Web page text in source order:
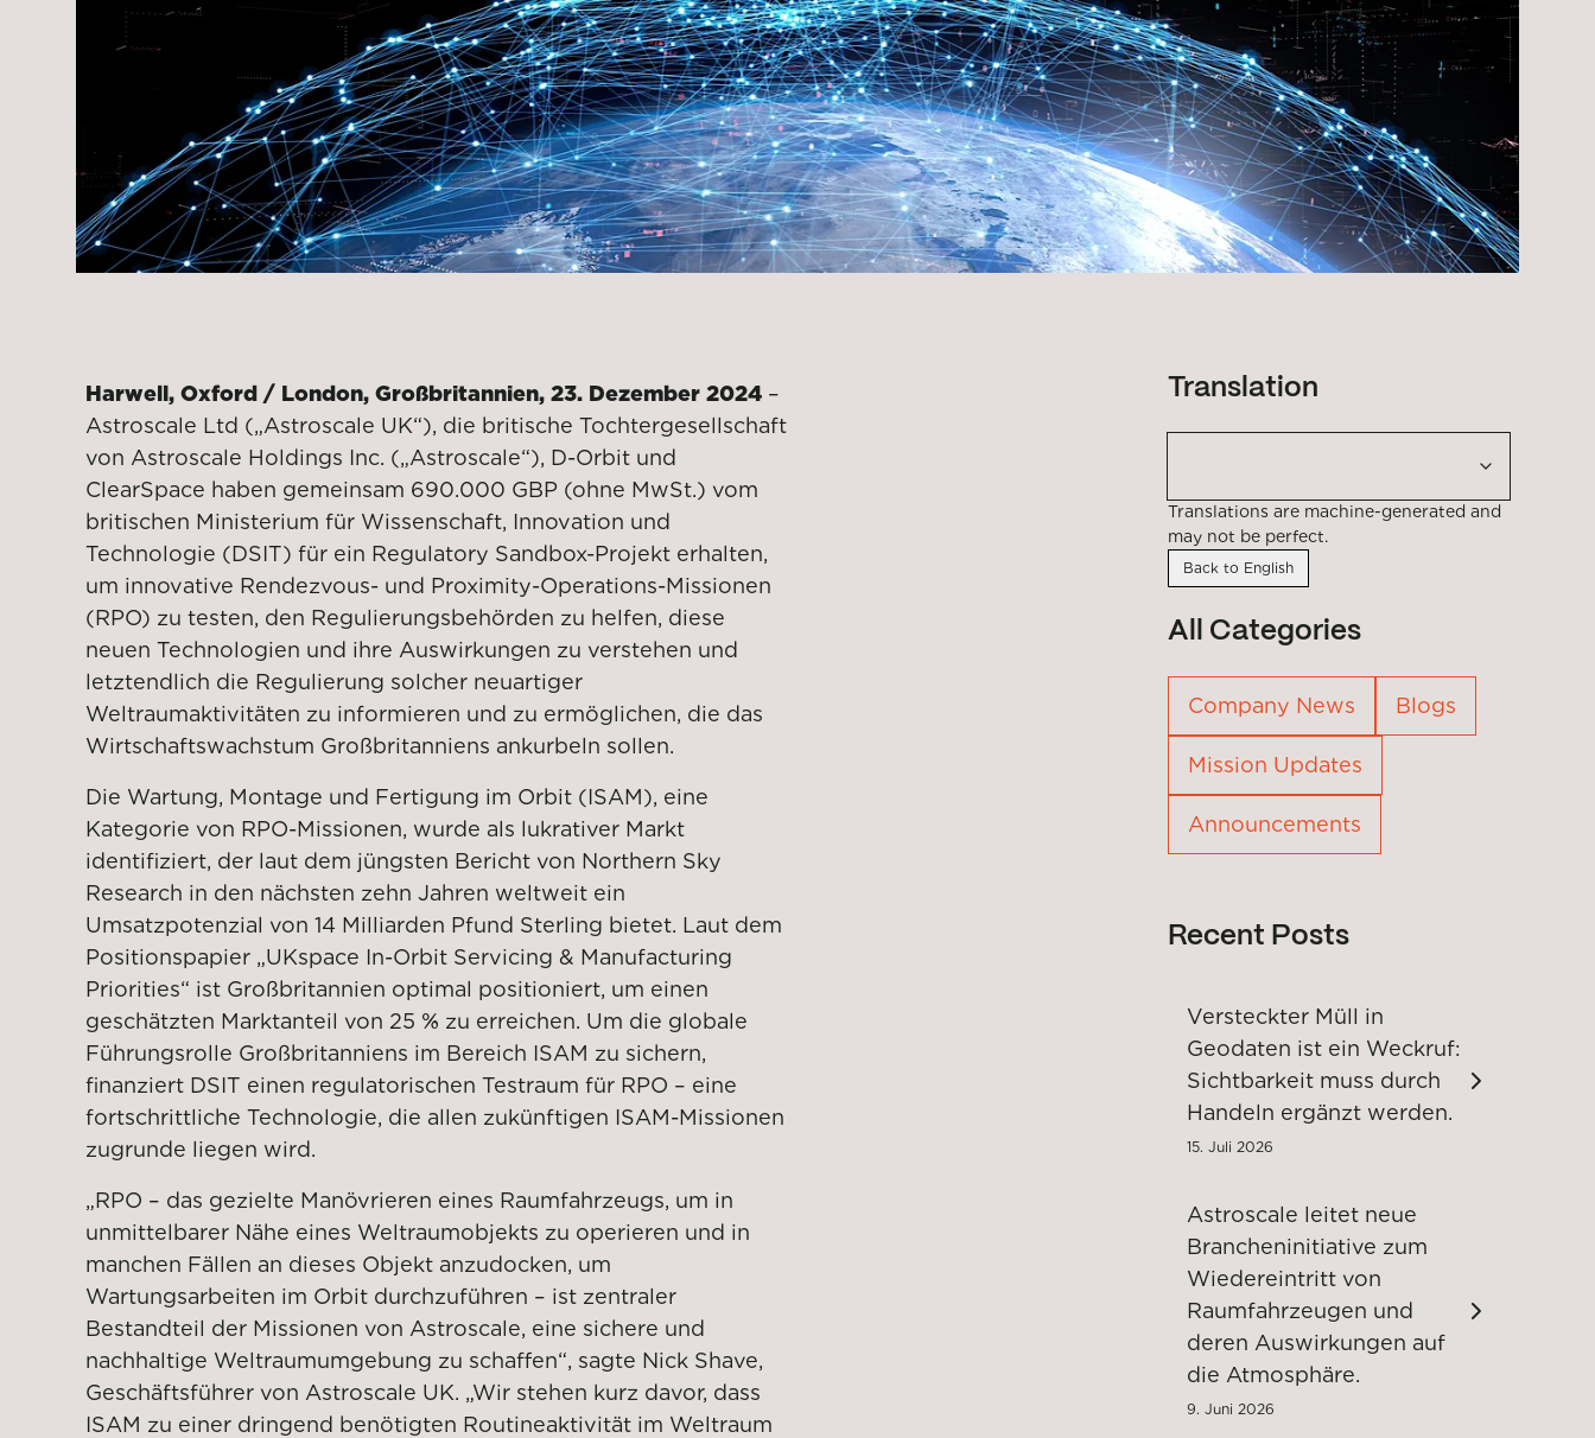
Harwell, Oxford / London, Großbritannien, 23. Dezember 2024 –
Astroscale Ltd („Astroscale UK“), die britische Tochtergesellschaft
von Astroscale Holdings Inc. („Astroscale“), D-Orbit und
ClearSpace haben gemeinsam 690.000 GBP (ohne MwSt.) vom
britischen Ministerium für Wissenschaft, Innovation und
Technologie (DSIT) für ein Regulatory Sandbox-Projekt erhalten,
um innovative Rendezvous- und Proximity-Operations-Missionen
(RPO) zu testen, den Regulierungsbehörden zu helfen, diese
neuen Technologien und ihre Auswirkungen zu verstehen und
letztendlich die Regulierung solcher neuartiger
Weltraumaktivitäten zu informieren und zu ermöglichen, die das
Wirtschaftswachstum Großbritanniens ankurbeln sollen.
Die Wartung, Montage und Fertigung im Orbit (ISAM), eine
Kategorie von RPO-Missionen, wurde als lukrativer Markt
identifiziert, der laut dem jüngsten Bericht von Northern Sky
Research in den nächsten zehn Jahren weltweit ein
Umsatzpotenzial von 14 Milliarden Pfund Sterling bietet. Laut dem
Positionspapier „UKspace In-Orbit Servicing & Manufacturing
Priorities“ ist Großbritannien optimal positioniert, um einen
geschätzten Marktanteil von 25 % zu erreichen. Um die globale
Führungsrolle Großbritanniens im Bereich ISAM zu sichern,
finanziert DSIT einen regulatorischen Testraum für RPO – eine
fortschrittliche Technologie, die allen zukünftigen ISAM-Missionen
zugrunde liegen wird.
„RPO – das gezielte Manövrieren eines Raumfahrzeugs, um in
unmittelbarer Nähe eines Weltraumobjekts zu operieren und in
manchen Fällen an dieses Objekt anzudocken, um
Wartungsarbeiten im Orbit durchzuführen – ist zentraler
Bestandteil der Missionen von Astroscale, eine sichere und
nachhaltige Weltraumumgebung zu schaffen“, sagte Nick Shave,
Geschäftsführer von Astroscale UK. „Wir stehen kurz davor, dass
ISAM zu einer dringend benötigten Routineaktivität im Weltraum
Translation
Translations are machine-generated and
may not be perfect.
Back to English
All Categories
Company News Blogs
Mission Updates
Announcements
Recent Posts
Versteckter Müll in
Geodaten ist ein Weckruf:
Sichtbarkeit muss durch
Handeln ergänzt werden.
15. Juli 2026
Astroscale leitet neue
Brancheninitiative zum
Wiedereintritt von
Raumfahrzeugen und
deren Auswirkungen auf
die Atmosphäre.
9. Juni 2026